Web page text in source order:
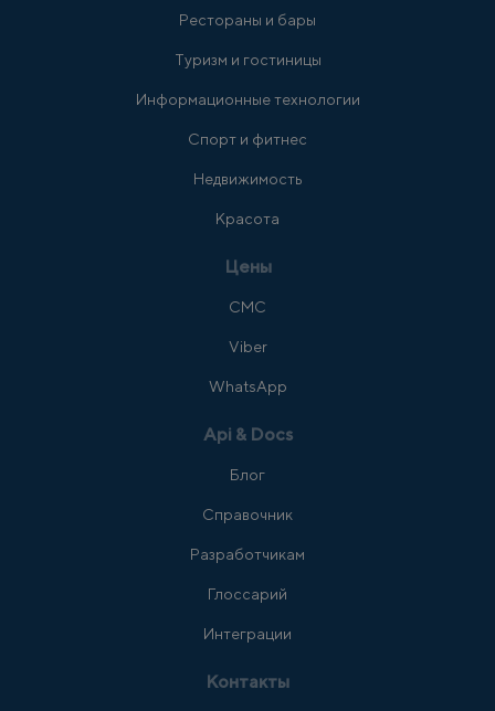
Рестораны и бары
Туризм и гостиницы
Информационные технологии
Спорт и фитнес
Недвижимость
Красота
Цены
СМС
Viber
WhatsApp
Api & Docs
Блог
Справочник
Разработчикам
Глоссарий
Интеграции
Контакты